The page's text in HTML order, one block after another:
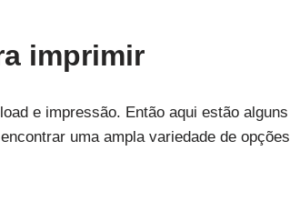
imprimir
e impressão. Então aqui estão alguns
uma ampla variedade de opções